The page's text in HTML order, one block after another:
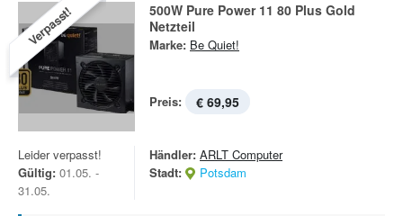
Verpasst!
500W Pure Power 11 80 Plus Gold
Netzteil
Marke: Be Quiet!
Preis: € 69,95
Leider verpasst!
Gültig: 01.05. -
31.05.
Händler: ARLT Computer
Stadt:
Potsdam